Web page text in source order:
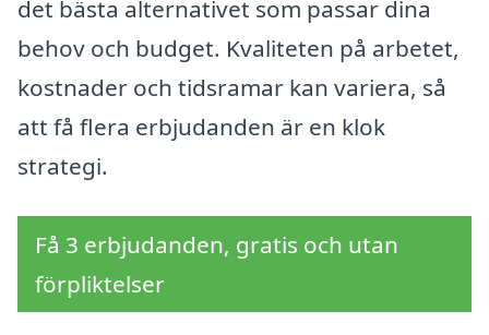
det bästa alternativet som passar dina
behov och budget. Kvaliteten på arbetet,
kostnader och tidsramar kan variera, så
att få flera erbjudanden är en klok
strategi.
Få 3 erbjudanden, gratis och utan
förpliktelser